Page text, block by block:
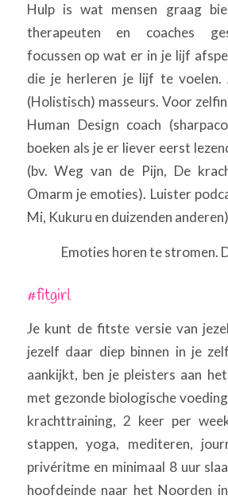
Hulp is wat mensen graag
therapeuten en coaches
focussen op wat er in je lijf
die je herleren je lijf te voelen.
(Holistisch) masseurs. Voor
Human Design coach
boeken als je er liever eerst
(bv. Weg van de Pijn, De
Omarm je emoties). Luister
Mi, Kukuru en duizenden
Emoties horen te stromen.
#fitgirl
Je kunt de fitste versie van
jezelf daar diep binnen in je
aankijkt, ben je pleisters aan
met gezonde biologische
krachttraining, 2 keer per
stappen, yoga, mediteren,
privéritme en minimaal 8 uur
hoofdeinde naar het Noorden